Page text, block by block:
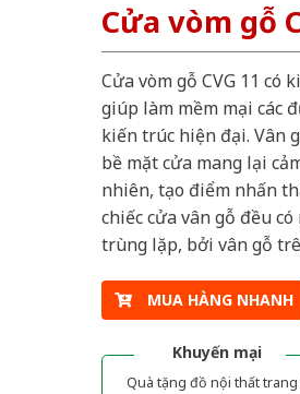
Cửa vòm gỗ
Cửa vòm gỗ CVG 11 có
giúp làm mềm mại các
kiến trúc hiện đại. Vân
bề mặt cửa mang lại
nhiên, tạo điểm nhấn
chiếc cửa vân gỗ đều
trùng lặp, bởi vân gỗ
MUA HÀNG NHANH
Khuyến mại
Quà tặng đồ nội thất